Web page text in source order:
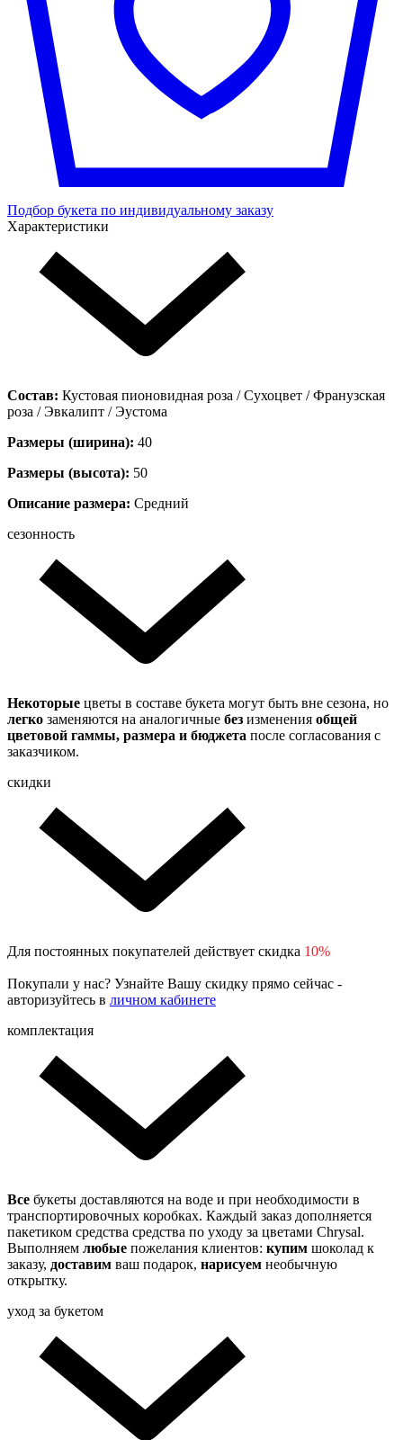
Подбор букета по индивидуальному заказу
Характеристики
Состав: Кустовая пионовидная роза / Сухоцвет / Франузская
роза / Эвкалипт / Эустома
Размеры (ширина): 40
Размеры (высота): 50
Описание размера: Средний
сезонность
Некоторые цветы в составе букета могут быть вне сезона, но
легко заменяются на аналогичные без изменения общей
цветовой гаммы, размера и бюджета после согласования с
заказчиком.
скидки
Для постоянных покупателей действует скидка 10%
Покупали у нас? Узнайте Вашу скидку прямо сейчас -
авторизуйтесь в личном кабинете
комплектация
Все букеты доставляются на воде и при необходимости в
транспортировочных коробках. Каждый заказ дополняется
пакетиком средства средства по уходу за цветами Chrysal.
Выполняем любые пожелания клиентов: купим шоколад к
заказу, доставим ваш подарок, нарисуем необычную
открытку.
уход за букетом